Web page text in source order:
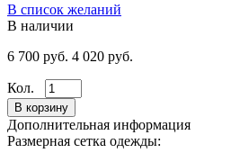
В список желаний
В наличии
6 700 руб. 4 020 руб.
Кол.
Дополнительная информация
Размерная сетка одежды: